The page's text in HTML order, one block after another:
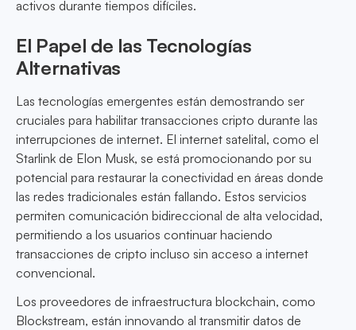
activos durante tiempos difíciles.
El Papel de las Tecnologías
Alternativas
Las tecnologías emergentes están demostrando ser
cruciales para habilitar transacciones cripto durante las
interrupciones de internet. El internet satelital, como el
Starlink de Elon Musk, se está promocionando por su
potencial para restaurar la conectividad en áreas donde
las redes tradicionales están fallando. Estos servicios
permiten comunicación bidireccional de alta velocidad,
permitiendo a los usuarios continuar haciendo
transacciones de cripto incluso sin acceso a internet
convencional.
Los proveedores de infraestructura blockchain, como
Blockstream, están innovando al transmitir datos de